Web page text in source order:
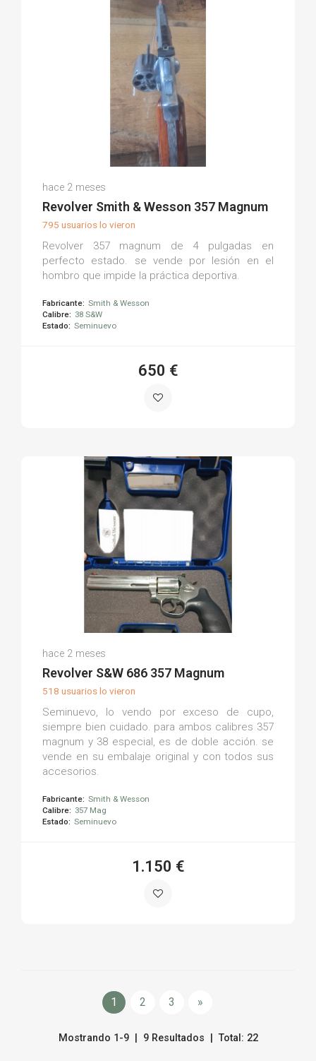
(0)
hace 2 meses
Revolver Smith & Wesson 357 Magnum
795 usuarios lo vieron
Revolver 357 magnum de 4 pulgadas en
perfecto estado. se vende por lesión en el
hombro que impide la práctica deportiva.
Fabricante: Smith & Wesson
Calibre: 38 S&W
Estado: Seminuevo
650 €
(0)
hace 2 meses
Revolver S&W 686 357 Magnum
518 usuarios lo vieron
Seminuevo, lo vendo por exceso de cupo,
siempre bien cuidado. para ambos calibres 357
magnum y 38 especial, es de doble acción. se
vende en su embalaje original y con todos sus
accesorios.
Fabricante: Smith & Wesson
Calibre: 357 Mag
Estado: Seminuevo
1.150 €
1 2 3 »
Mostrando 1-9 | 9 Resultados | Total: 22